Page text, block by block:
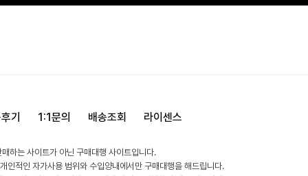
기 1:1문의 배송조회 라이센스
하는 사이트가 아닌 구매대행 사이트입니다.
인적인 자가사용 범위와 수입양내에서만 구매대행을 해드립니다.